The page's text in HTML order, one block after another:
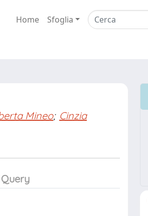
Home Sfoglia
Mineo; Cinzia